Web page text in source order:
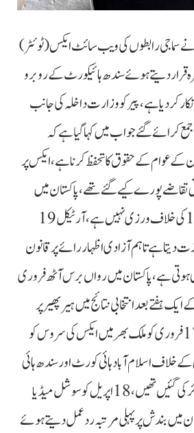
سماجی رابطوں کی ویب سائٹ ایکس (ٹوئٹر)
قرار دیتے ہوئے سندھ ہائیکورٹ کے روبرو
کردیا ہے، پیر کو وزارت داخلہ کی جانب
کرائے گئے جواب میں کہا گیا ہے کہ
کے عوام کے حقوق کا تحفظ کرنا ہے، ایکس پر
تقاضے پورے کیے گئے تھے، پاکستان میں
ایکس پر پابندی آرٹیکل 19کی خلاف ورزی نہیں ہے، آرٹیکل 19
دیتا ہے تاہم آزادی اظہار رائے پر قانون
ہوتی ہے، پاکستان میں رواں برس آٹھ فروری
ہفتے بعد انتخابی نتائج میں ہیر پھیر پر
شدید تنقید کئے جانے پر 17 فروری کو ملک بھر میں ایکس کی سروس کو
کے خلاف اسلام آباد ہائی کورٹ اور سندھ ہائی
کورٹ میں درخواستیں دائر کی گئیں تھیں، 18اپریل کو سوشل میڈیا
میں بندش پر پہلی مرتبہ ردعمل دیتے ہوئے